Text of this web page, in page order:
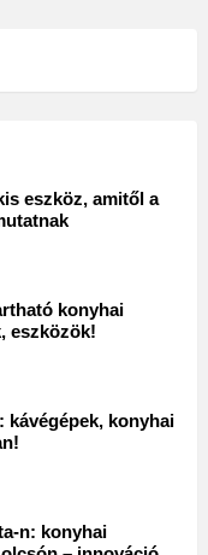
eszköz, amitől a
konyhai
eszközök!
kávégépek, konyhai
n: konyhai